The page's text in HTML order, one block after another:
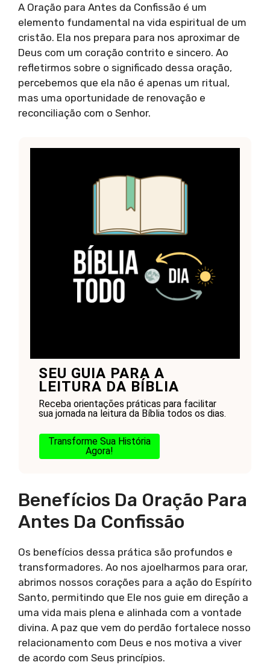
A Oração para Antes da Confissão é um
elemento fundamental na vida espiritual de um
cristão. Ela nos prepara para nos aproximar de
Deus com um coração contrito e sincero. Ao
refletirmos sobre o significado dessa oração,
percebemos que ela não é apenas um ritual,
mas uma oportunidade de renovação e
reconciliação com o Senhor.
SEU GUIA PARA A
LEITURA DA BÍBLIA
Receba orientações práticas para facilitar
sua jornada na leitura da Bíblia todos os dias.
Transforme Sua História
Agora!
Benefícios Da Oração Para
Antes Da Confissão
Os benefícios dessa prática são profundos e
transformadores. Ao nos ajoelharmos para orar,
abrimos nossos corações para a ação do Espírito
Santo, permitindo que Ele nos guie em direção a
uma vida mais plena e alinhada com a vontade
divina. A paz que vem do perdão fortalece nosso
relacionamento com Deus e nos motiva a viver
de acordo com Seus princípios.